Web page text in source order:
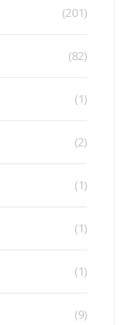
(201)
(82)
(1)
(2)
(1)
(1)
(1)
(9)